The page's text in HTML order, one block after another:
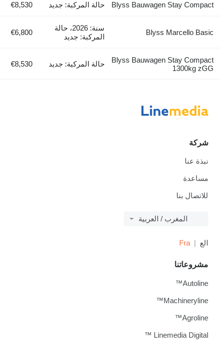
Blyss Bauwagen Stay Compact حالة المركبة: جديد €8,530
Blyss Marcello Basic
سنة: 2026، حالة
المركبة: جديد
€6,800
Blyss Bauwagen Stay Compact
1300kg zGG
حالة المركبة: جديد €8,530
شركة
نبذة عنا
مساعدة
للاتصال بنا
المغرب / العربية
الع Fra
مشروعاتنا
Autoline™
Machineryline™
Agroline™
Linemedia Digital ™